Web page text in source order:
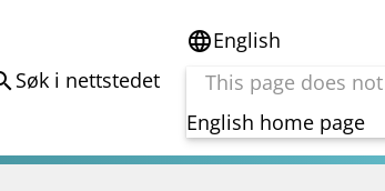
Søk i nettstedet
languageEnglish
This page does
English home page